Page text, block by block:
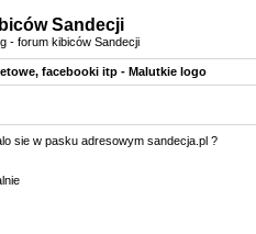
Sandecji
- forum kibiców Sandecji
facebooki itp - Malutkie logo
sie w pasku adresowym sandecja.pl ?